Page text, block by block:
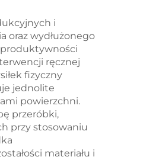
i
oraz wydłużonego
produktywności
ręcznej
fizyczny
jednolite
powierzchni.
przeróbki,
przy stosowaniu
materiału i